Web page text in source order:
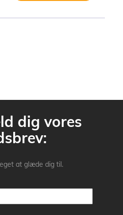
dig vores
at glæde dig til.